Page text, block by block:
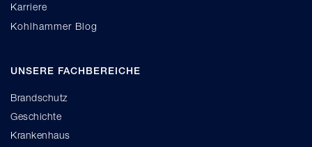
Karriere
Kohlhammer Blog
UNSERE FACHBEREICHE
Brandschutz
Geschichte
Krankenhaus